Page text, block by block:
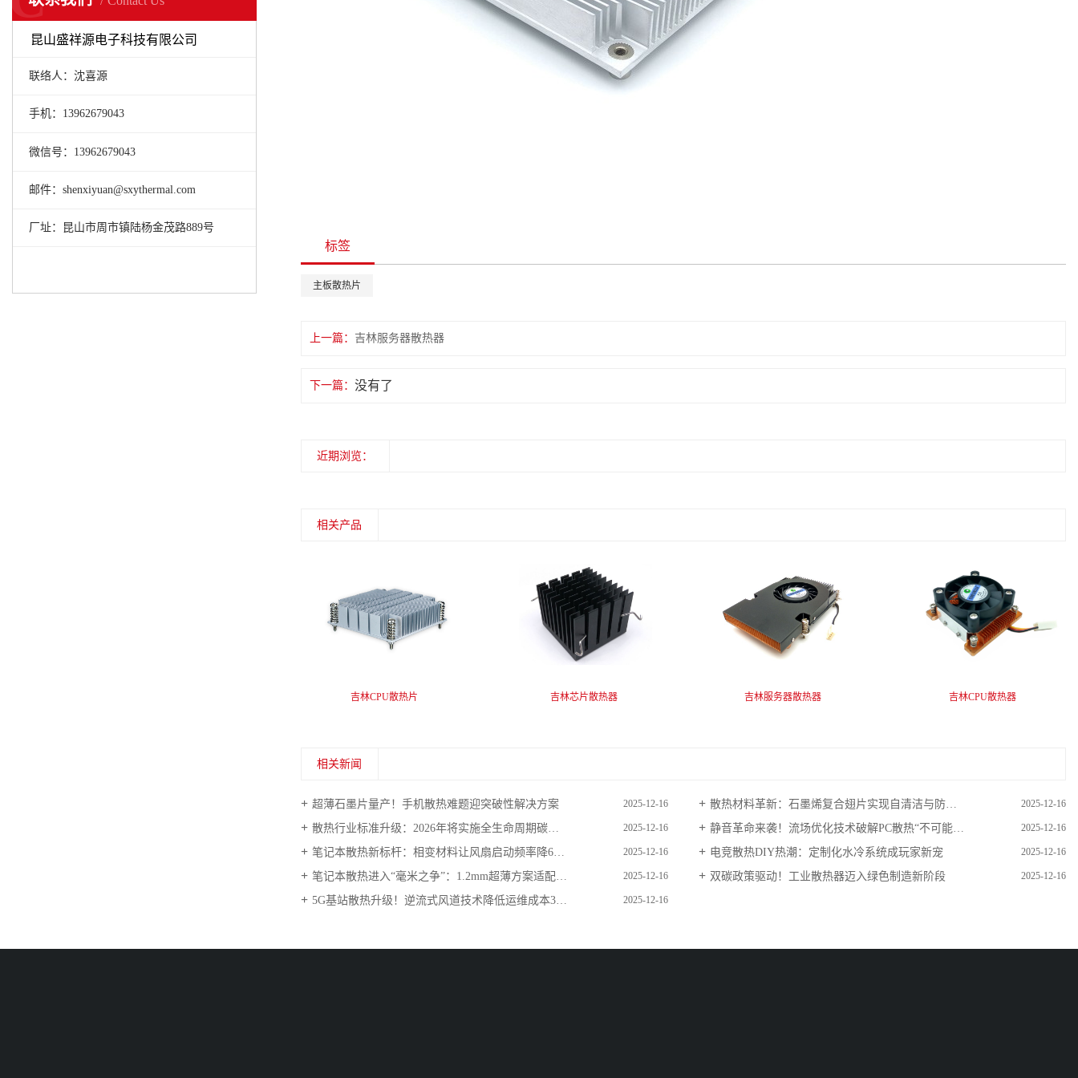
昆山盛祥源电子科技有限公司
联络人：沈喜源
手机：13962679043
微信号：13962679043
邮件：shenxiyuan@sxythermal.com
厂址：昆山市周市镇陆杨金茂路889号
标签
主板散热片
上一篇： 吉林服务器散热器
下一篇： 没有了
近期浏览：
相关产品
吉林CPU散热片 吉林芯片散热器 吉林服务器散热器 吉林CPU散热器
相关新闻
超薄石墨片量产！手机散热难题迎突破性解决方案 2025-12-16 散热材料革新：石墨烯复合翅片实现自清洁与防腐双重突破 2025-12-16
散热行业标准升级：2026年将实施全生命周期碳核查 2025-12-16 静音革命来袭！流场优化技术破解PC散热“不可能三角” 2025-12-16
笔记本散热新标杆：相变材料让风扇启动频率降60% 2025-12-16 电竞散热DIY热潮：定制化水冷系统成玩家新宠 2025-12-16
笔记本散热进入“毫米之争”：1.2mm超薄方案适配折叠屏 2025-12-16 双碳政策驱动！工业散热器迈入绿色制造新阶段 2025-12-16
5G基站散热升级！逆流式风道技术降低运维成本30% 2025-12-16